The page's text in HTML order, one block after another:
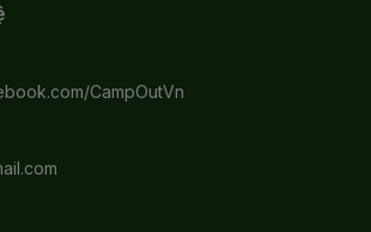
& thép không gỉ
dễ mang theo
CampOutVn